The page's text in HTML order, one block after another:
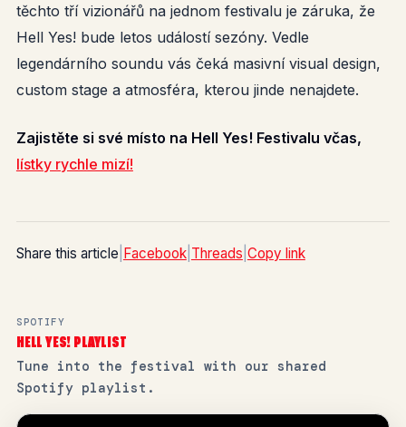
těchto tří vizionářů na jednom festivalu je záruka, že
Hell Yes! bude letos událostí sezóny. Vedle
legendárního soundu vás čeká masivní visual design,
custom stage a atmosféra, kterou jinde nenajdete.
Zajistěte si své místo na Hell Yes! Festivalu včas,
lístky rychle mizí!
Share this article Facebook| Threads Copy link
SPOTIFY
HELL YES! PLAYLIST
Tune into the festival with our shared
Spotify playlist.